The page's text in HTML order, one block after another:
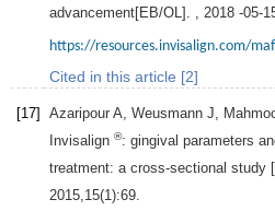
advancement[EB/OL]. , 2018 -05-
https://resources.invisalign.com/
Cited in this article [2]
[17] Azaripour A Weusmann J
Invisalign ®: gingival parameters
treatment: a cross-sectional study
2015 15(1):69.